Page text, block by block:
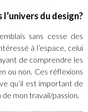
du design?
sans cesse des
à l’espace, celui
de comprendre les
ou non. Ces réflexions
qu’il est important de
mon travail/passion.